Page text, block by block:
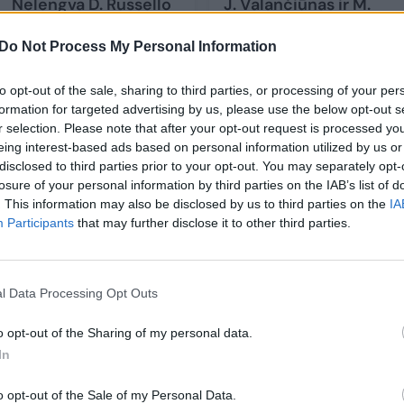
Do Not Process My Personal Information
opt-out of the sale, sharing to third parties, or processing of your
for targeted advertising by us, please use the below opt-out
selection. Please note that after your opt-out request is processed
interest-based ads based on personal information utilized by us
to third parties prior to your opt-out. You may separately
of your personal information by third parties on the IAB’s list of
This information may also be disclosed by us to third parties on the
Participants that may further disclose it to other third parties.
Data Processing Opt Outs
opt-out of the Sharing of my personal data.
opt-out of the Sale of my Personal Data.
trenerių kritika ir
komandos(1)
Russello
„Tikrai sustiprintų
Lietuvos rinktinę“
pirmasis rinktinių dešimtukas išliko
JAV, antroje – Serbija, o trečioje – 2023 m.
Vokietija.
Brazilija iš 12-os vietos pakilo į 11-ą, kas
FIBA reitinge.